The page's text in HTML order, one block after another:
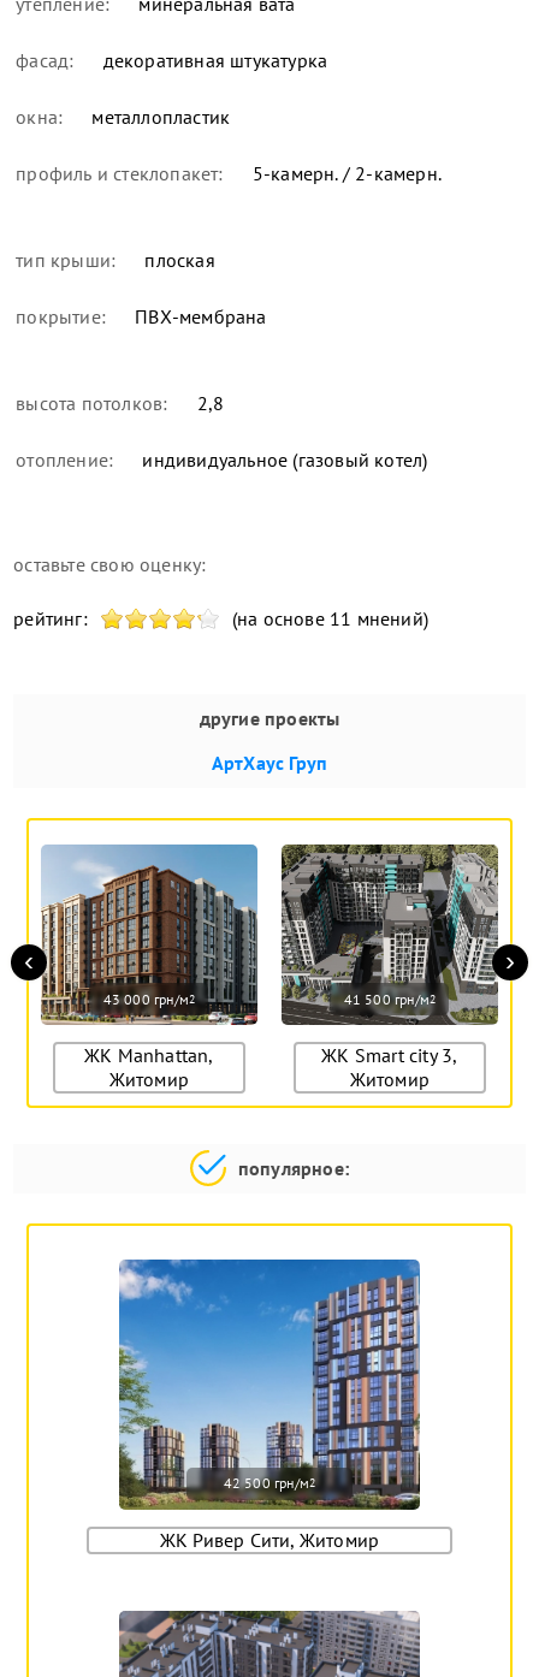
фасад: декоративная штукатурка
окна: металлопластик
профиль и стеклопакет: 5-камерн. / 2-камерн.
тип крыши: плоская
покрытие: ПВХ-мембрана
высота потолков: 2,8
отопление: индивидуальное (газовый котел)
оставьте свою оценку:
рейтинг: (на основе 11 мнений)
другие проекты
АртХаус Груп
43 000 грн/м2
ЖК Manhattan,
Житомир
41 500 грн/м2
ЖК Smart city 3,
Житомир
‹ ›
популярное:
42 500 грн/м2
ЖК Ривер Сити, Житомир